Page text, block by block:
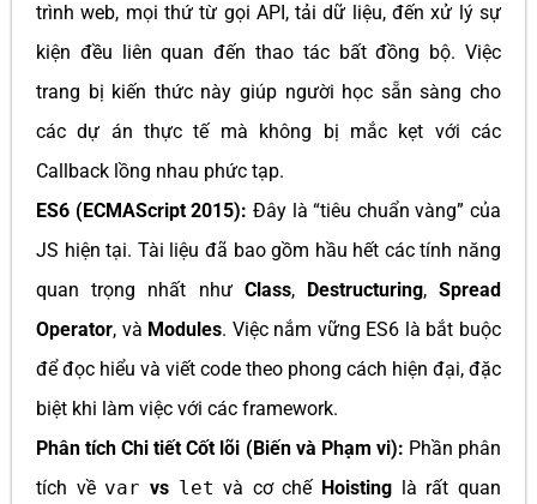
trình web, mọi thứ từ gọi API, tải dữ liệu, đến xử lý sự
kiện đều liên quan đến thao tác bất đồng bộ. Việc
trang bị kiến thức này giúp người học sẵn sàng cho
các dự án thực tế mà không bị mắc kẹt với các
Callback lồng nhau phức tạp.
ES6 (ECMAScript 2015): Đây là “tiêu chuẩn vàng” của
JS hiện tại. Tài liệu đã bao gồm hầu hết các tính năng
quan trọng nhất như Class, Destructuring,Spread
Operator, và Modules. Việc nắm vững ES6 là bắt buộc
để đọc hiểu và viết code theo phong cách hiện đại, đặc
biệt khi làm việc với các framework.
Phân tích Chi tiết Cốt lõi (Biến và Phạm vi): Phần phân
tích về var vs let và cơ chế Hoisting là rất quan